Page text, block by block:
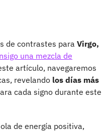
de contrastes para Virgo,
una mezcla de
artículo, navegaremos
revelando los días más
cada signo durante este
de energía positiva,